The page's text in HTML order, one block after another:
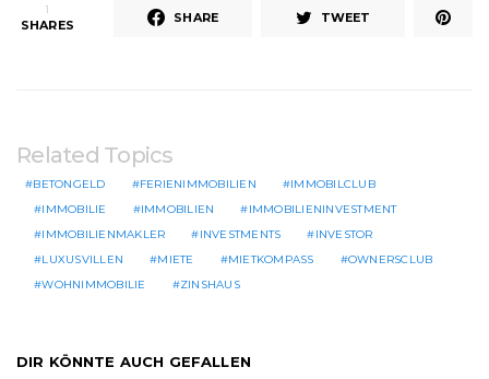
1
SHARES SHARE TWEET
Related Topics
BETONGELD FERIENIMMOBILIEN
IMMOBILCLUB
IMMOBILIE
IMMOBILIEN
IMMOBILIENINVESTMENT
IMMOBILIENMAKLER
INVESTMENTS
INVESTOR
LUXUSVILLEN
MIETE MIETKOMPASS
OWNERSCLUB
WOHNIMMOBILIE
ZINSHAUS
DIR KÖNNTE AUCH GEFALLEN